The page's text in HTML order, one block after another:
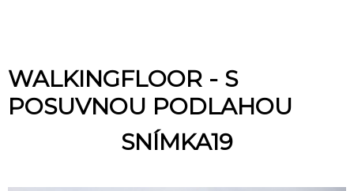
WALKINGFLOOR - S
POSUVNOU PODLAHOU
SNÍMKA19